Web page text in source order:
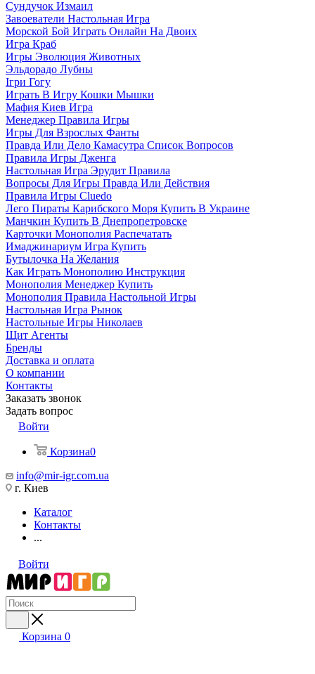
Сундучок Измаил
Завоеватели Настольная Игра
Морской Бой Играть Онлайн На Двоих
Игра Краб
Игры Эволюция Животных
Эльдорадо Лубны
Ігри Гогу
Играть В Игру Кошки Мышки
Мафия Киев Игра
Менеджер Правила Игры
Игры Для Взрослых Фанты
Правда Или Дело Камасутра Список Вопросов
Правила Игры Дженга
Настольная Игра Эрудит Правила
Вопросы Для Игры Правда Или Действия
Правила Игры Cluedo
Лего Пираты Карибского Моря Купить В Украине
Манчкин Купить В Днепропетровске
Карточки Монополия Распечатать
Имаджинариум Игра Купить
Бутылочка На Желания
Как Играть Монополию Инструкция
Монополия Менеджер Купить
Монополия Правила Настольной Игры
Настольная Игра Рынок
Настольные Игры Николаев
Щит Агенты
Бренды
Доставка и оплата
О компании
Контакты
Заказать звонок
Задать вопрос
Войти
Корзина0
info@mir-igr.com.ua
г. Киев
Каталог
Контакты
...
Войти
Корзина 0